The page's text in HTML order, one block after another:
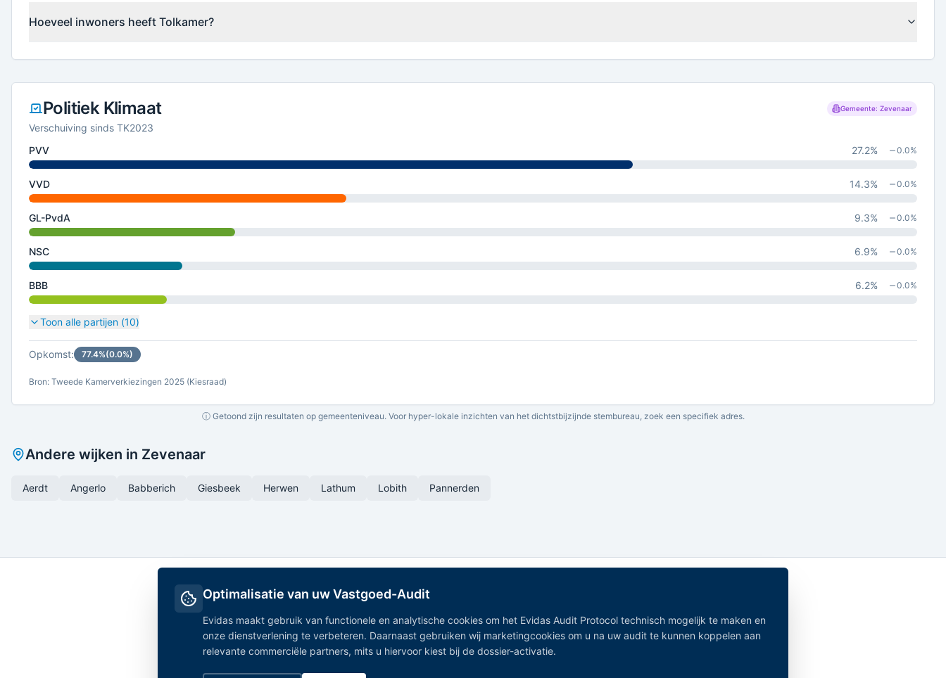
Hoeveel inwoners heeft Tolkamer?
Politiek Klimaat Gemeente: Zevenaar
Verschuiving sinds TK2023
PVV
27.2% 0.0%
VVD 14.3% 0.0%
GL-PvdA 9.3% 0.0%
NSC 6.9% 0.0%
BBB 6.2% 0.0%
Toon alle partijen (10)
Opkomst: 77.4%(0.0%)
Bron: Tweede Kamerverkiezingen 2025 (Kiesraad)
ⓘ Getoond zijn resultaten op gemeenteniveau. Voor hyper-lokale inzichten van het dichtstbijzijnde stembureau, zoek een specifiek adres.
Andere wijken in Zevenaar
Aerdt Angerlo Babberich Giesbeek Herwen Lathum Lobith Pannerden
Onafhankelijk Vastgoedregister — geaggregeerde vastgoeddata
Optimalisatie van uw Vastgoed-Audit
Evidas maakt gebruik van functionele en analytische cookies om het Evidas Audit Protocol technisch mogelijk te maken en
onze dienstverlening te verbeteren. Daarnaast gebruiken wij marketingcookies om u na uw audit te kunnen koppelen aan
relevante commerciële partners, mits u hiervoor kiest bij de dossier-activatie.